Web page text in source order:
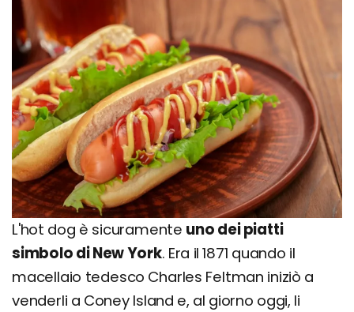
L'hot dog è sicuramente uno dei piatti
simbolo di New York. Era il 1871 quando il
macellaio tedesco Charles Feltman iniziò a
venderli a Coney Island e, al giorno oggi, li